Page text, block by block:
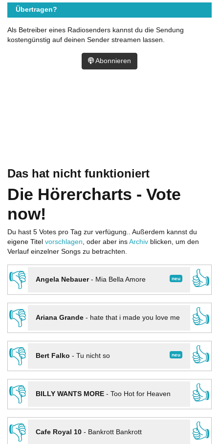
Das hat nicht funktioniert
Die Hörercharts - Vote
now!
Du hast 5 Votes pro Tag zur verfügung.. Außerdem kannst du
eigene Titel vorschlagen, oder aber ins Archiv blicken, um den
Verlauf einzelner Songs zu betrachten.
👎 neu
Angela Nebauer- Mia Bella Amore
👍
👎
Ariana Grande- hate that i made you love me
👍
👎
neu
Bert Falko - Tu nicht so
👍
👎
BILLY WANTS MORE- Too Hot for Heaven
👍
👎
Cafe Royal 10- Bankrott Bankrott
👍
Übertragen?
Als Betreiber eines Radiosenders kannst du die Sendung
kostengünstig auf deinen Sender streamen lassen.
Abonnieren